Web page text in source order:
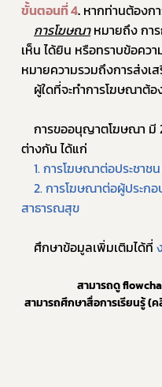
ขั้นตอนที่ 4. หากท่านต้องก
การโฆษณา หมายถึง การ
เห็น ได้ยิน หรือทราบข้อควา
หมายความรวมถึงการส่งเ
ผู้ใดที่จะทำการโฆษณา
ต่างกัน ได้แก่
1. การโฆษณาต่อประชาชน
2. การโฆษณาต่อผู้ประก
สาธารณสุข
	ศึกษาข้อมูลเพิ่มเติมได้ที่
สามารถดู
สามารถศึกษาสื่อการเรียนรู้ (